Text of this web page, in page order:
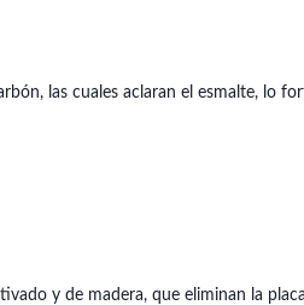
las cuales aclaran el esmalte, lo
y de madera, que eliminan la